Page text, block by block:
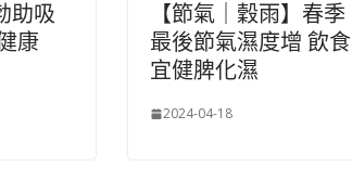
助吸
康
【節氣｜穀雨】春季
最後節氣濕度增 飲食
宜健脾化濕
2024-04-18